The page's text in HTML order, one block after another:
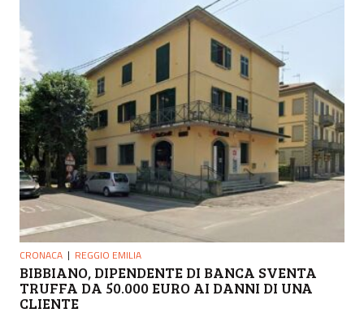
CRONACA REGGIO EMILIA
BIBBIANO, DIPENDENTE DI BANCA SVENTA
TRUFFA DA 50.000 EURO AI DANNI DI UNA
CLIENTE